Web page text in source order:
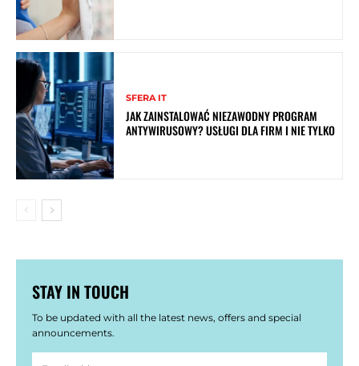
SFERA IT
JAK ZAINSTALOWAĆ NIEZAWODNY PROGRAM
ANTYWIRUSOWY? USŁUGI DLA FIRM I NIE TYLKO
STAY IN TOUCH
To be updated with all the latest news, offers and special
announcements.